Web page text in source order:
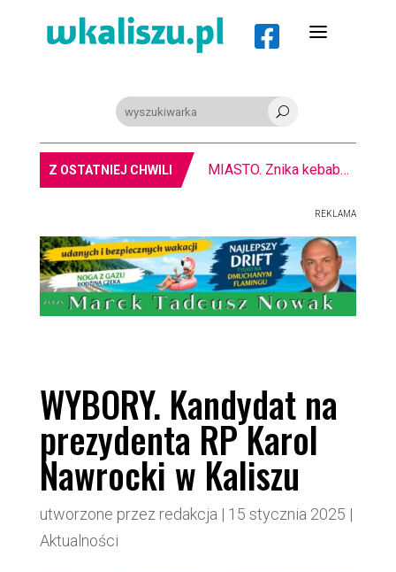
 a
U
Z OSTATNIEJ CHWILI MIASTO. Znika kebabowy ,,pałacyk”
REKLAMA
WYBORY. Kandydat na
prezydenta RP Karol
Nawrocki w Kaliszu
utworzone przez redakcja | 15 stycznia 2025 |
Aktualności